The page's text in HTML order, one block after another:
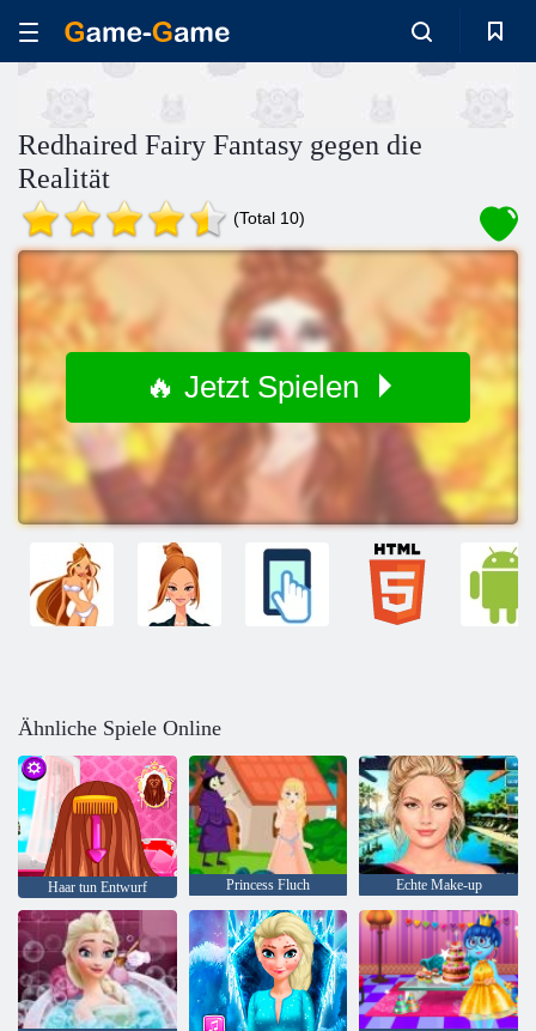
Redhaired Fairy Fantasy gegen die
Realität
(Total 10)
🔥 Jetzt Spielen
Ähnliche Spiele Online
Haar tun Entwurf Princess Fluch Echte Make-up